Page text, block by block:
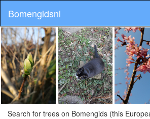
Bomengidsnl
Search for trees on Bomengids (this